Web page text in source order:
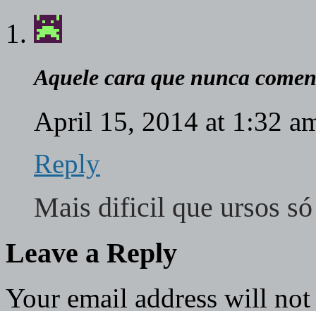
Aquele cara que nunca
April 15, 2014 at 1:32
Reply
Mais dificil que ursos
Leave a Reply
Your email address will